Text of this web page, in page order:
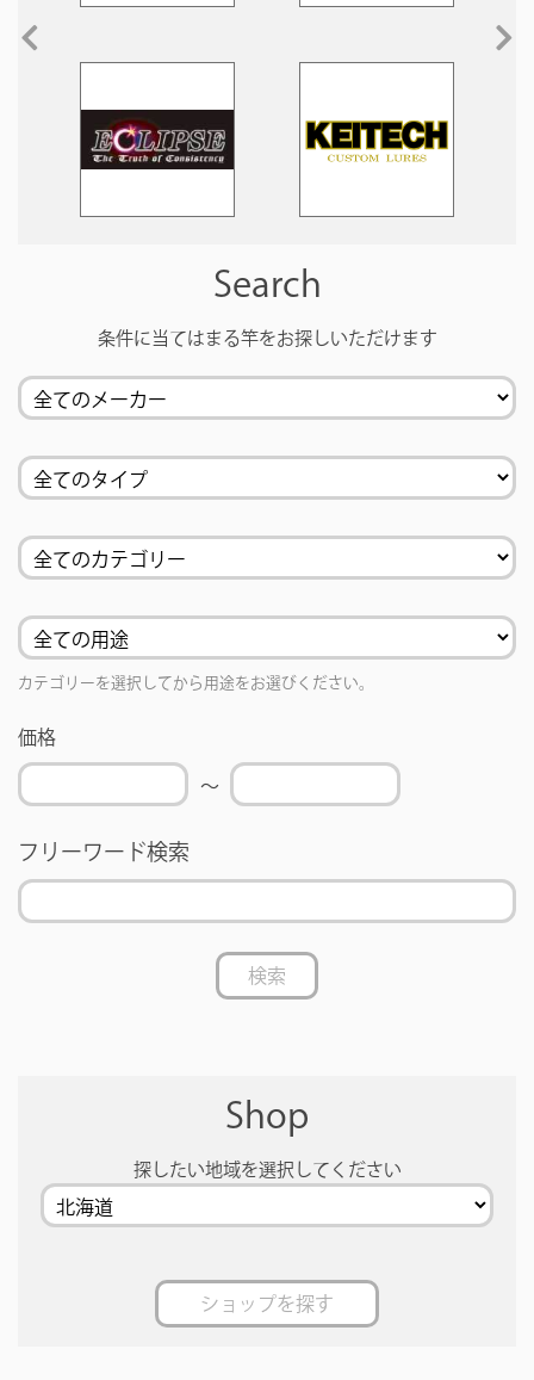
Search
条件に当てはまる竿をお探しいただけます
カテゴリーを選択してから用途をお選びください。
価格
〜
フリーワード検索
検索
Shop
探したい地域を選択してください
ショップを探す